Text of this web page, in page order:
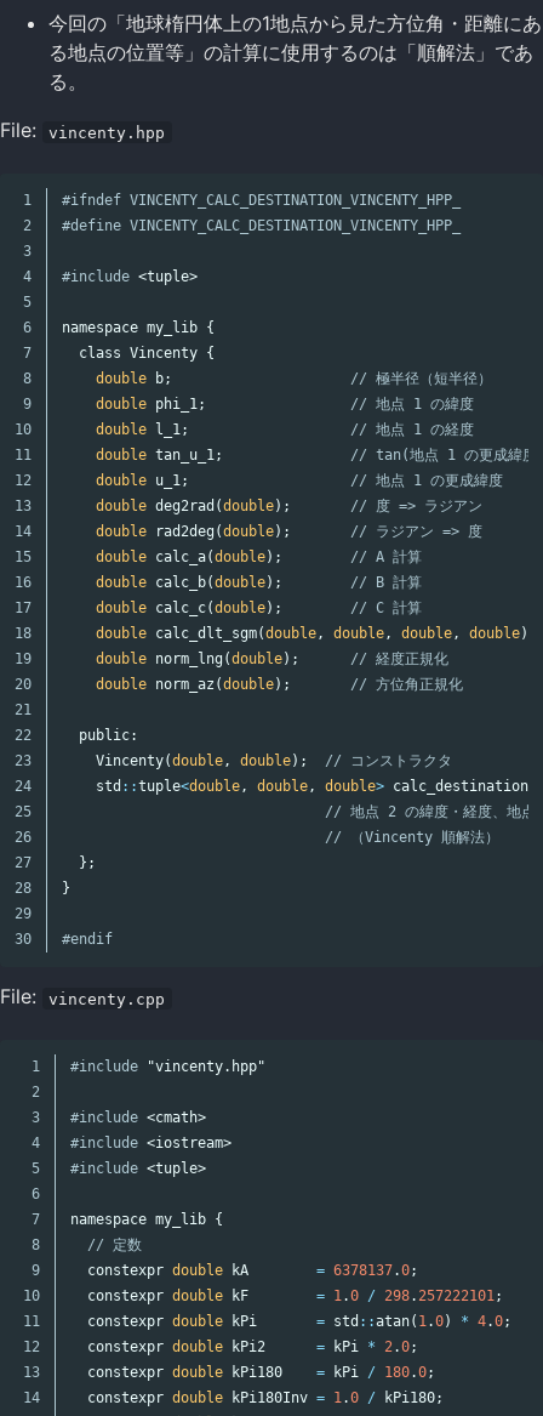
今回の「地球楕円体上の1地点から見た方位角・距離にあ
る地点の位置等」の計算に使用するのは「順解法」であ
る。
File:
vincenty.hpp
1
2
3
4
5
6
7
8
9
10
11
12
13
14
15
16
17
18
19
20
21
22
23
24
25
26
27
28
29
#ifndef VINCENTY_CALC_DESTINATION_VINCENTY_HPP_
#include <tuple>
namespace my_lib {
class Vincenty {
double
b;
// 極半径（短半径）
double phi_1;
// 地点 1 の緯度
double
l_1;
// 地点 1 の経度
double tan_u_1;
// tan(地点 1 の更成緯度
double u_1;
// 地点 1 の更成緯度
double deg2rad (double);
// 度 => ラジアン
double
rad2deg (double);
// ラジアン => 度
double calc_a(double);
// A 計算
double calc_b(double);
// B 計算
double calc_c(double);
// C 計算
double calc_dlt_sgm(double, double, double, double);
double norm_lng (double);
// 経度正規化
double norm_az (double); // 方位角正規化
public:
Vincenty(double, double);
// コンストラクタ
std ::tuple<double, double, double> calc_destination
// 地点 2 の緯度・経度、地点
// （Vincenty 順解法）
};
}
#endif
File: vincenty.cpp
1
2
3
4
5
6
7
8
9
10
11
12
13
14
#include "vincenty.hpp"
#include <cmath>
#include <iostream>
#include <tuple>
namespace my_lib {
// 定数
constexpr double kA = 6378137.0;
constexpr double kF = 1.0 / 298. 257222101;
constexpr double kPi = std ::atan( 1.0) * 4.0;
constexpr double kPi2 = kPi * 2.0;
constexpr double kPi180 = kPi / 180.0;
constexpr double kPi180Inv = 1.0 / kPi180;